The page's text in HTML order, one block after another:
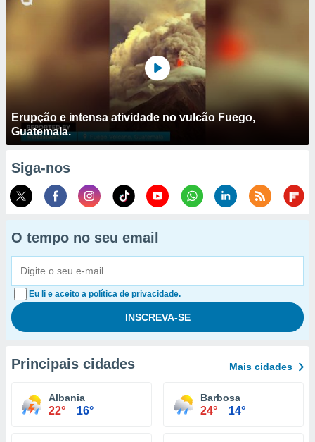
Erupção e intensa atividade no vulcão Fuego,
Guatemala.
Siga-nos
O tempo no seu email
Eu li e aceito a política de privacidade.
Principais cidades Mais cidades
Albania
22° 16°
Barbosa
24° 14°